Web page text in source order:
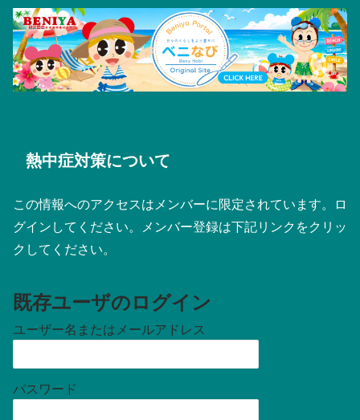
熱中症対策について
この情報へのアクセスはメンバーに限定されています。ロ
グインしてください。メンバー登録は下記リンクをクリッ
クしてください。
既存ユーザのログイン
ユーザー名またはメールアドレス
パスワード